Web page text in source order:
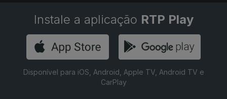
Instale a aplicação RTP Play
Disponível para iOS, Android, Apple TV, Android TV e
CarPlay